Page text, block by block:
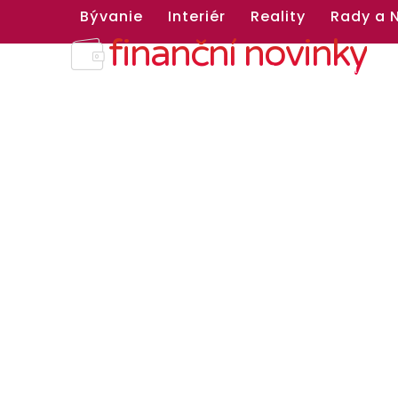
Bývanie Interiér Reality Rady a
finanční novinky
finance & investice & podnikání